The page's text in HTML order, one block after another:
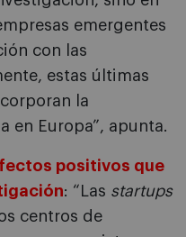
emergentes
con las
estas últimas
la
en Europa”, apunta.
positivos que
: “Las startups
centros de